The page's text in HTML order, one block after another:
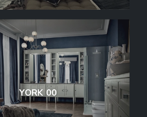
YORK 00